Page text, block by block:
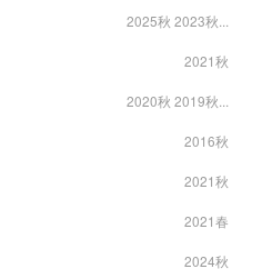
2025秋 2023秋...
2021秋
2020秋 2019秋...
2016秋
2021秋
2021春
2024秋